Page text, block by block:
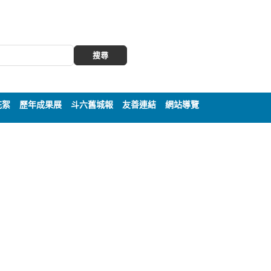
搜尋
歷年成果展 斗六舊城報 友善連結 網站導覽